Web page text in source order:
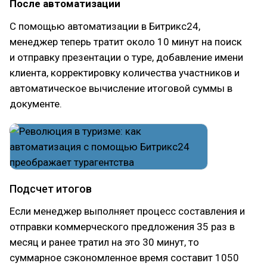
После автоматизации
С помощью автоматизации в Битрикс24,
менеджер теперь тратит около 10 минут на поиск
и отправку презентации о туре, добавление имени
клиента, корректировку количества участников и
автоматическое вычисление итоговой суммы в
документе.
Подсчет итогов
Если менеджер выполняет процесс составления и
отправки коммерческого предложения 35 раз в
месяц и ранее тратил на это 30 минут, то
суммарное сэкономленное время составит 1050